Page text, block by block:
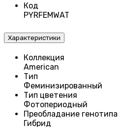
Код
PYRFEMWAT
Характеристики
Коллекция
American
Тип
Феминизированный
Тип цветения
Фотопериодный
Преобладание генотипа
Гибрид